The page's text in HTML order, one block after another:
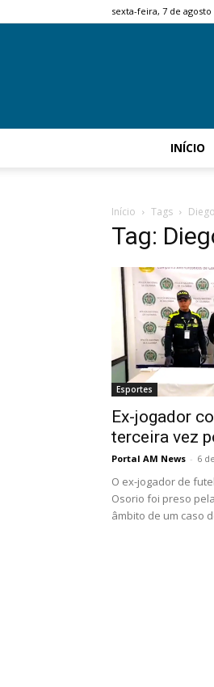
sexta-feira, 7 de agosto
INÍCIO
Início Tags
Tag:
Esportes
Ex-jogador
terceira vez
Portal AM News - 6
O ex-jogador de
Osorio foi preso
âmbito de um caso